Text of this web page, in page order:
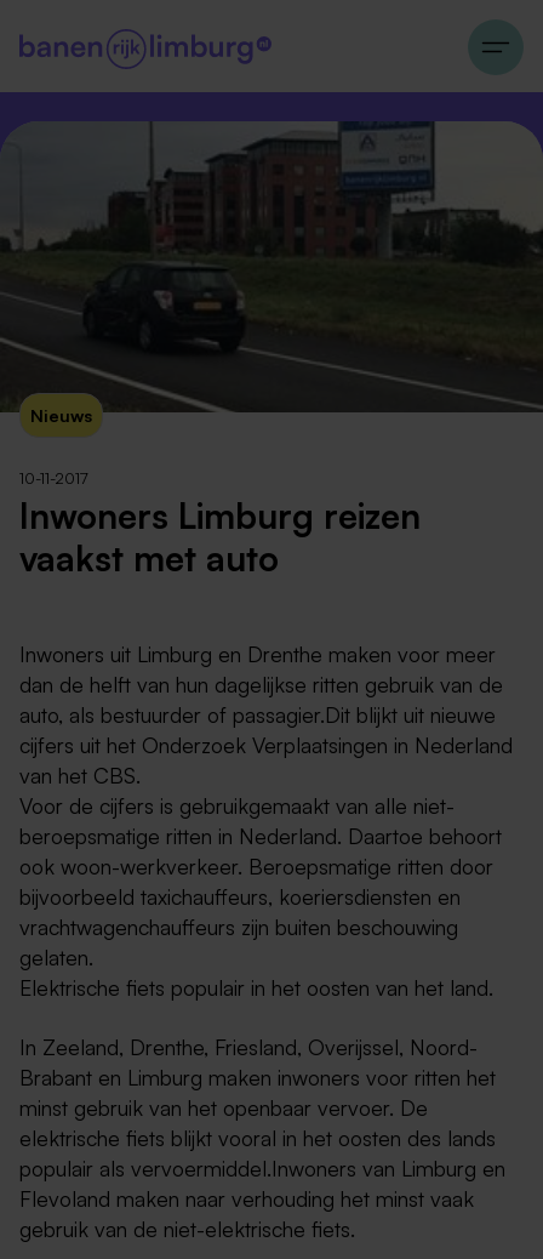
Nieuws
10-11-2017
Inwoners Limburg reizen
vaakst met auto
Inwoners uit Limburg en Drenthe maken voor meer
dan de helft van hun dagelijkse ritten gebruik van de
auto, als bestuurder of passagier.Dit blijkt uit nieuwe
cijfers uit het Onderzoek Verplaatsingen in Nederland
van het CBS.
Voor de cijfers is gebruikgemaakt van alle niet-
beroepsmatige ritten in Nederland. Daartoe behoort
ook woon-werkverkeer. Beroepsmatige ritten door
bijvoorbeeld taxichauffeurs, koeriersdiensten en
vrachtwagenchauffeurs zijn buiten beschouwing
gelaten.
Elektrische fiets populair in het oosten van het land.
In Zeeland, Drenthe, Friesland, Overijssel, Noord-
Brabant en Limburg maken inwoners voor ritten het
minst gebruik van het openbaar vervoer. De
elektrische fiets blijkt vooral in het oosten des lands
populair als vervoermiddel.Inwoners van Limburg en
Flevoland maken naar verhouding het minst vaak
gebruik van de niet-elektrische fiets.